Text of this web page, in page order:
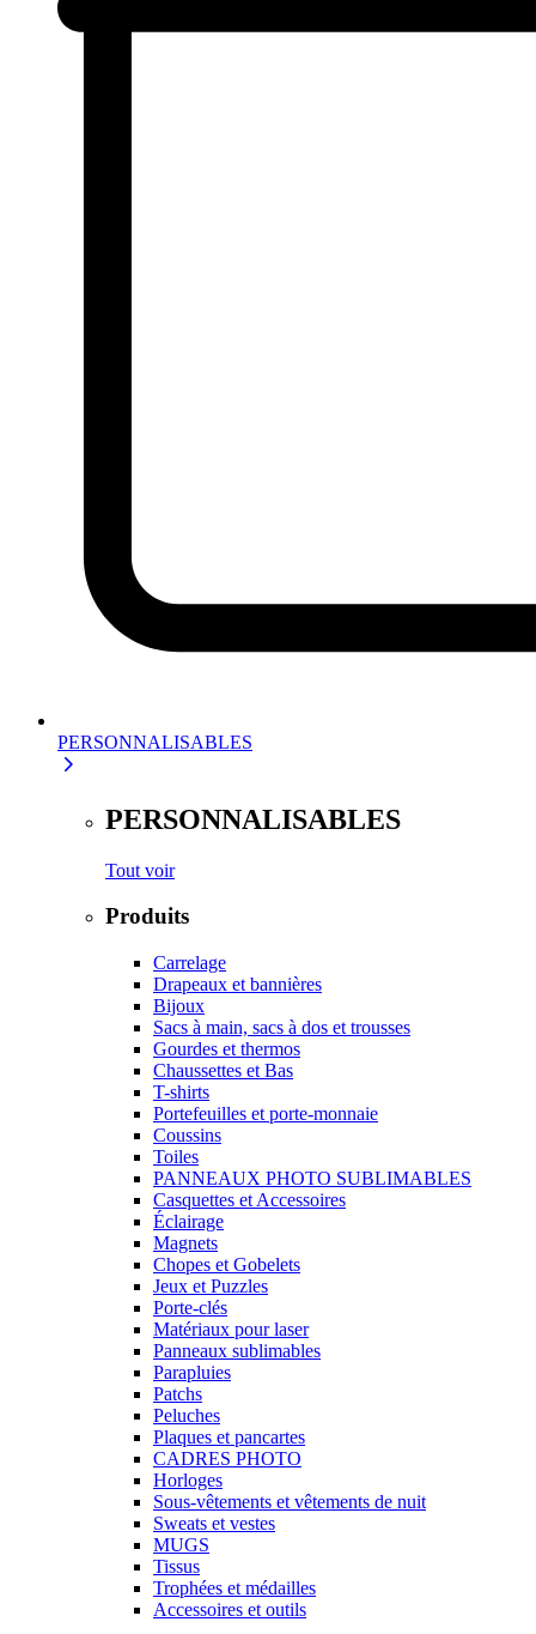
PERSONNALISABLES
PERSONNALISABLES
Tout voir
Produits
Carrelage
Drapeaux et bannières
Bijoux
Sacs à main, sacs à dos et trousses
Gourdes et thermos
Chaussettes et Bas
T-shirts
Portefeuilles et porte-monnaie
Coussins
Toiles
PANNEAUX PHOTO SUBLIMABLES
Casquettes et Accessoires
Éclairage
Magnets
Chopes et Gobelets
Jeux et Puzzles
Porte-clés
Matériaux pour laser
Panneaux sublimables
Parapluies
Patchs
Peluches
Plaques et pancartes
CADRES PHOTO
Horloges
Sous-vêtements et vêtements de nuit
Sweats et vestes
MUGS
Tissus
Trophées et médailles
Accessoires et outils